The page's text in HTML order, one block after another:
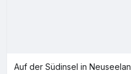
Auf der Südinsel in